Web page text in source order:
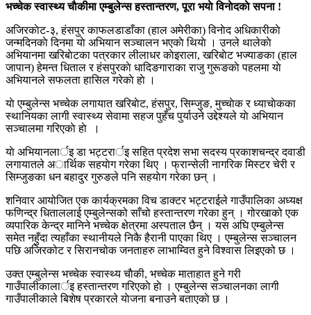
भच्चेक स्वास्थ्य चाैकीमा एम्बुलेन्स हस्तान्तरण, पूरा भयाे विनाेदकाे सपना !
अजिरकाेट-३, हंसपुर काफलडाडाँका (हाल अमेरीका) विनाेद अधिकारीकाे
जन्मदिनकाे दिनमा याे अभियान सञ्चालन भएकाे थियाे । उनले थालेकाे
अभियानमा खरिबाेटका पत्रकार लीलाधर काेइराला, खरिबाेट भज्याङका (हाल
जापान) हेमन्त धिताल र हंसपुरकाे धादिङगाराका राजु गुरूङकाे पहलमा याे
अभियानले सफलता हासिल गरेकाे हाे ।
याे एम्बुलेन्स भच्चेक लगायात खरिबाेट, हंसपुर, सिम्जुङ, मुच्चाेक र ध्याचाेकका
स्थानियका लागी स्वास्थ्य सेवामा सहज पुहँच पुर्याउने उद्देश्यले याे अभियान
सञ्चालमा गरिएकाे हाे ।
याे अभियानलार्इ डा भट्टरार्इ सहित प्रदेश सभा सदस्य प्रकाशचन्द्र दवाडी
लगायातले अार्थिक सहयाेग गरेका थिए । फ्रान्सेली नागरिक मिस्टर चेरी र
सिम्जुङका धन बहादुर गुरुङले पनि सहयाेग गरेका छन् ।
शनिवार आयोजित एक कार्यक्रमका विच डाक्टर भट्टराईले गाउँपालिका अध्यक्ष
फणिन्द्र धिताललाई एम्बुलेन्सको साँचो हस्तान्तरण गरेका हुन् । गोरखाको एक
व्यपारिक केन्द्र मानिने भच्चेक क्षेत्रमा अस्पताल छैन् । यस अघि एम्बुलेन्स
समेत नहुँदा त्यहाँका स्थानीयले निकै हैरानी पाएका थिए । एम्बुलेन्स सञ्चालन
पछि अजिरकोट र सिरानचोक जनताहरु लाभाम्वित हुने विश्वास लिइएको छ ।
उक्त एम्बुलेन्स भच्चेक स्वास्थ्य चाैकी, भच्चेक माताहात हुने गरी
गाउँपालीकालार्इ हस्तान्तरण गरिएकाे हाे । एम्बुलेन्स सञ्चालनका लागी
गाउँपालीकाले बिशेष प्रकारले याेजना बनाउने बताएकाे छ ।